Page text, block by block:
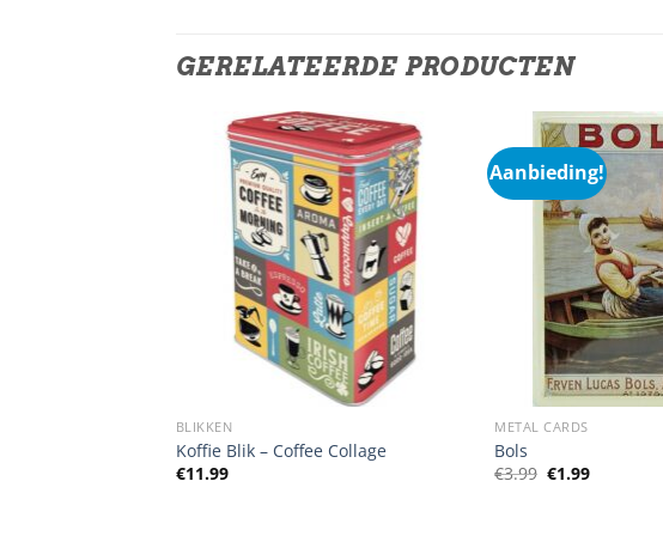
GERELATEERDE PRODUCTEN
BLIKKEN
Koffie Blik – Coffee Collage
€11.99
Aanbieding!
METAL CARDS
Bols
€3.99 Oorspronkelijke
€1.99Huidige